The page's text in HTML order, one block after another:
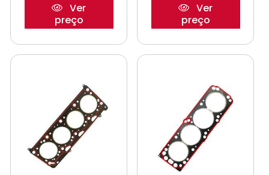
Ver
preço
Ver
preço